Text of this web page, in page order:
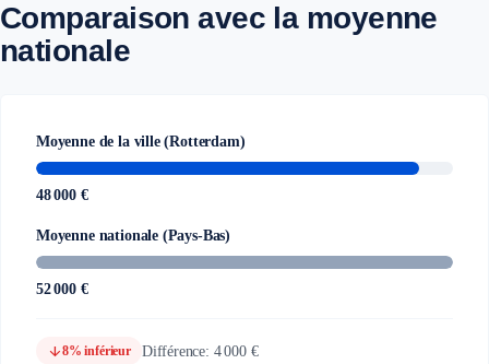
Comparaison avec la moyenne
nationale
Moyenne de la ville (Rotterdam)
48 000 €
Moyenne nationale (Pays-Bas)
52 000 €
arrow_downward8% inférieur Différence: 4 000 €